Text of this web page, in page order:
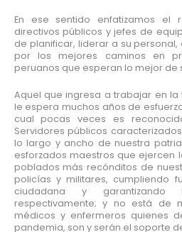
En ese sentido enfatizamos el
directivos públicos y jefes de
de planificar, liderar a su
por los mejores caminos en
peruanos que esperan lo mejor de
Aquel que ingresa a trabajar en
le espera muchos años de
cual pocas veces es
Servidores públicos
lo largo y ancho de nuestra
esforzados maestros que ejercen
poblados más recónditos de
policías y militares, cumpliendo
ciudadana y garantizando
respectivamente; y no está de
médicos y enfermeros quienes
pandemia, son y serán el soporte